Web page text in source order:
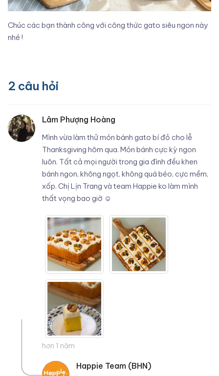
Chúc các bạn thành công với công thức gato siêu ngon này
nhé !
2 câu hỏi
Lâm Phượng Hoàng
Mình vừa làm thử món bánh gato bí đỏ cho lễ
Thanksgiving hôm qua. Món bánh cực kỳ ngon
luôn. Tất cả mọi người trong gia đình đều khen
bánh ngon, không ngọt, không quá béo, cực mềm,
xốp. Chị Lịn Trang và team Happie ko làm mình
thất vọng bao giờ ☺️
hơn 1 năm
Happie Team (BHN)